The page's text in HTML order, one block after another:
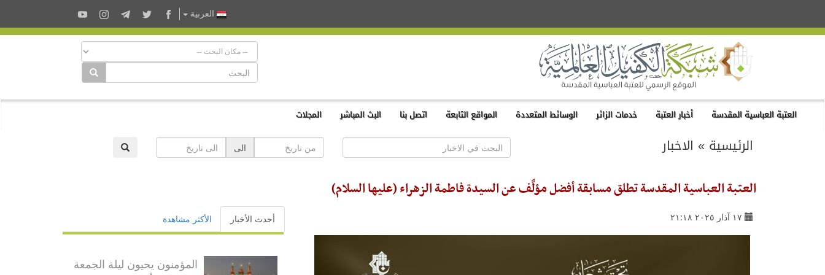
العربية
العتبة العباسية المقدسة أخبار العتبة خدمات الزائر الوسائط المتعددة المواقع التابعة اتصل بنا البث المباشر المجلات
الرئيسية » الاخبار الى
العتبة العباسية المقدسة تطلق مسابقة أفضل مؤلَّف عن السيدة فاطمة الزهراء (عليها السلام)
١٧ آذار ٢٠٢٥ ٢١:١٨ أحدث الأخبار الأكثر مشاهدة
المؤمنون يحيون ليلة الجمعة